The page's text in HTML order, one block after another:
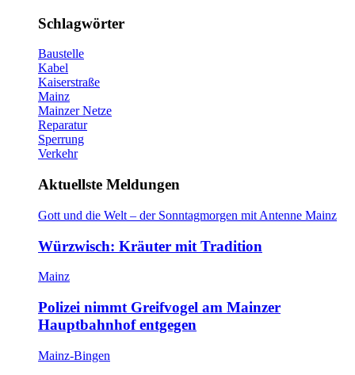
Schlagwörter
Baustelle
Kabel
Kaiserstraße
Mainz
Mainzer Netze
Reparatur
Sperrung
Verkehr
Aktuellste Meldungen
Gott und die Welt – der Sonntagmorgen mit Antenne Mainz
Würzwisch: Kräuter mit Tradition
Mainz
Polizei nimmt Greifvogel am Mainzer
Hauptbahnhof entgegen
Mainz-Bingen